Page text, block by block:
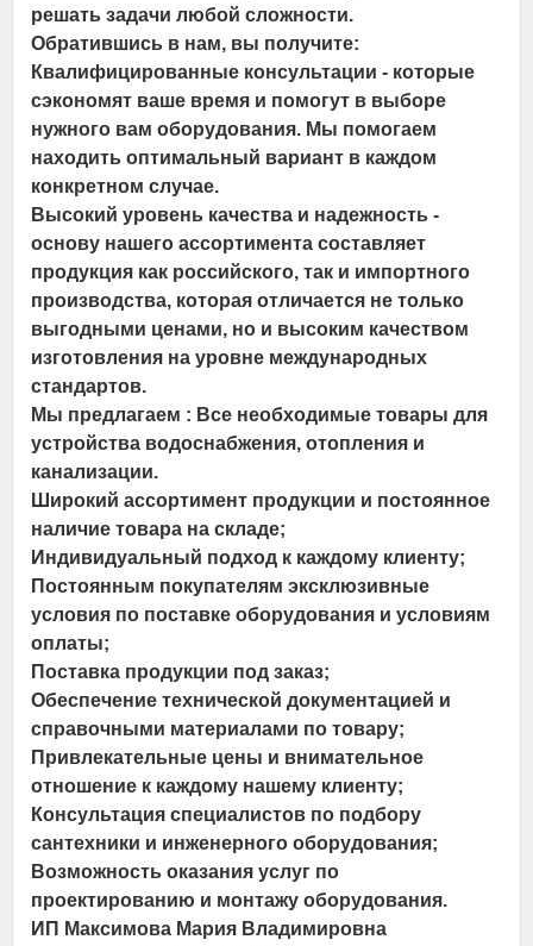
решать задачи любой сложности.
Обратившись в нам, вы получите:
Квалифицированные консультации - которые
сэкономят ваше время и помогут в выборе
нужного вам оборудования. Мы помогаем
находить оптимальный вариант в каждом
конкретном случае.
Высокий уровень качества и надежность -
основу нашего ассортимента составляет
продукция как российского, так и импортного
производства, которая отличается не только
выгодными ценами, но и высоким качеством
изготовления на уровне международных
стандартов.
Мы предлагаем : Все необходимые товары для
устройства водоснабжения, отопления и
канализации.
Широкий ассортимент продукции и постоянное
наличие товара на складе;
Индивидуальный подход к каждому клиенту;
Постоянным покупателям эксклюзивные
условия по поставке оборудования и условиям
оплаты;
Поставка продукции под заказ;
Обеспечение технической документацией и
справочными материалами по товару;
Привлекательные цены и внимательное
отношение к каждому нашему клиенту;
Консультация специалистов по подбору
сантехники и инженерного оборудования;
Возможность оказания услуг по
проектированию и монтажу оборудования.
ИП Максимова Мария Владимировна